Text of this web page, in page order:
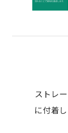
ストレ
に付着